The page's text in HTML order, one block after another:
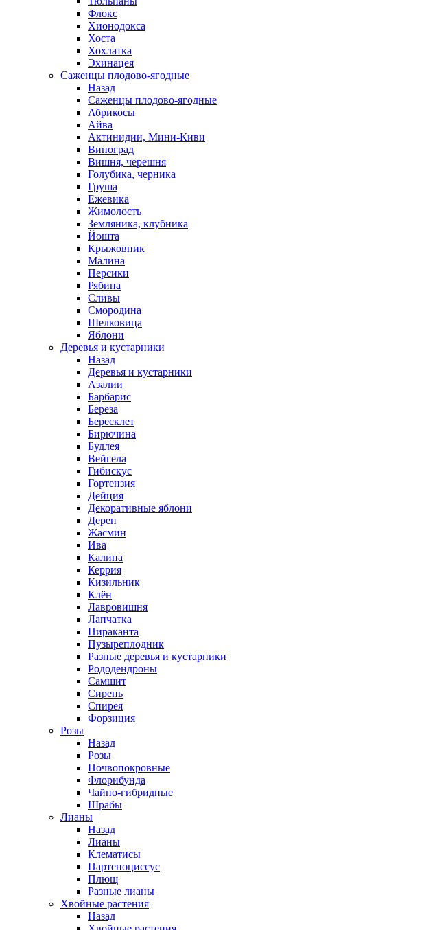
Флокс
Хионодокса
Хоста
Хохлатка
Эхинацея
Саженцы плодово-ягодные
Назад
Саженцы плодово-ягодные
Абрикосы
Айва
Актинидии, Мини-Киви
Виноград
Вишня, черешня
Голубика, черника
Груша
Ежевика
Жимолость
Земляника, клубника
Йошта
Крыжовник
Малина
Персики
Рябина
Сливы
Смородина
Шелковица
Яблони
Деревья и кустарники
Назад
Деревья и кустарники
Азалии
Барбарис
Береза
Бересклет
Бирючина
Будлея
Вейгела
Гибискус
Гортензия
Дейция
Декоративные яблони
Дерен
Жасмин
Ива
Калина
Керрия
Кизильник
Клён
Лавровишня
Лапчатка
Пираканта
Пузыреплодник
Разные деревья и кустарники
Рододендроны
Самшит
Сирень
Спирея
Форзиция
Розы
Назад
Розы
Почвопокровные
Флорибунда
Чайно-гибридные
Шрабы
Лианы
Назад
Лианы
Клематисы
Партеноциссус
Плющ
Разные лианы
Хвойные растения
Назад